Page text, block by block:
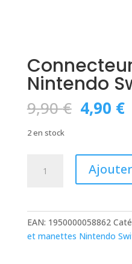
Nintendo
9,90€ Le
prix
était :
9,90 €.
4,90 €Le
2 en stock
EAN: 1950000058862
et manettes Nintendo